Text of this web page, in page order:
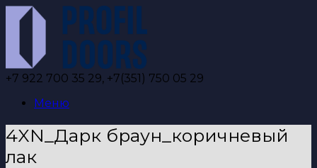
Перейти
содержанию
+7 922 700 35 29, +7(351) 750 05 29
Меню
4XN_Дарк браун_коричневый
лак